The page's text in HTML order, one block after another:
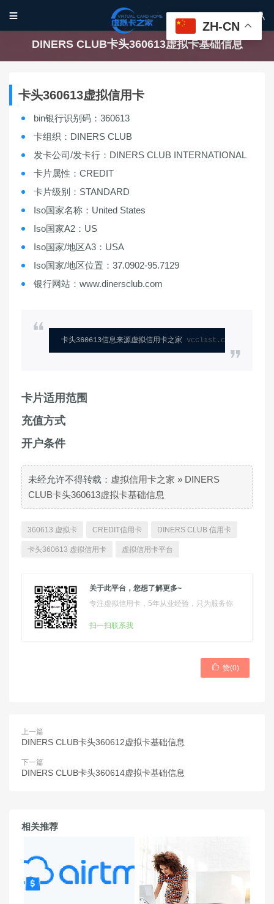
 
DINERS CLUB卡头360613虚拟卡基础信息
卡头360613虚拟信用卡
bin银行识别码：360613
卡组织：DINERS CLUB
发卡公司/发卡行：DINERS CLUB INTERNATIONAL
卡片属性：CREDIT
卡片级别：STANDARD
Iso国家名称：United States
Iso国家A2：US
Iso国家/地区A3：USA
Iso国家/地区位置：37.0902-95.7129
银行网站：www.dinersclub.com
卡头360613信息来源虚拟信用卡之家 vcclist.com
卡片适用范围
充值方式
开户条件
未经允许不得转载： 虚拟信用卡之家 » DINERS
CLUB卡头360613虚拟卡基础信息
360613 虚拟卡 CREDIT信用卡 DINERS CLUB 信用卡
卡头360613 虚拟信用卡 虚拟信用卡平台
关于此平台，您想了解更多~
专注虚拟信用卡，5年从业经验，只为服务你
扫一扫联系我
 赞(0)
上一篇
DINERS CLUB卡头360612虚拟卡基础信息
下一篇
DINERS CLUB卡头360614虚拟卡基础信息
相关推荐
ZH-CN